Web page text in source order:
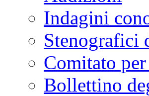
Indagini
Stenografici
Comitato
Bollettino